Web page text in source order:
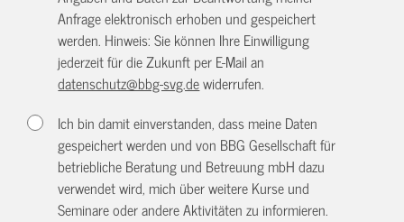
Anfrage elektronisch erhoben und gespeichert
werden. Hinweis: Sie können Ihre Einwilligung
jederzeit für die Zukunft per E-Mail an
datenschutz@bbg-svg.dewiderrufen.
Ich bin damit einverstanden, dass meine Daten
gespeichert werden und von BBG Gesellschaft für
betriebliche Beratung und Betreuung mbH dazu
verwendet wird, mich über weitere Kurse und
Seminare oder andere Aktivitäten zu informieren.